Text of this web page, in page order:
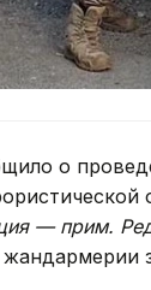
о
— прим.